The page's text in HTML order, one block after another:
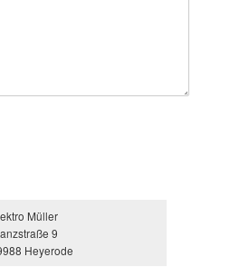
Müller
9
Heyerode